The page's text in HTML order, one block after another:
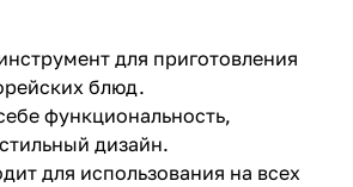
для приготовления
блюд.
функциональность,
дизайн.
для использования на всех